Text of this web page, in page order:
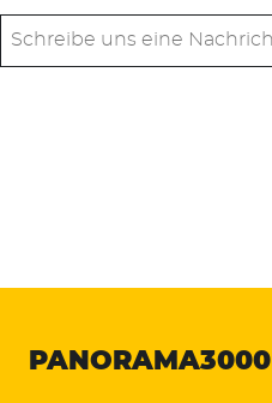
PANORAMA3000